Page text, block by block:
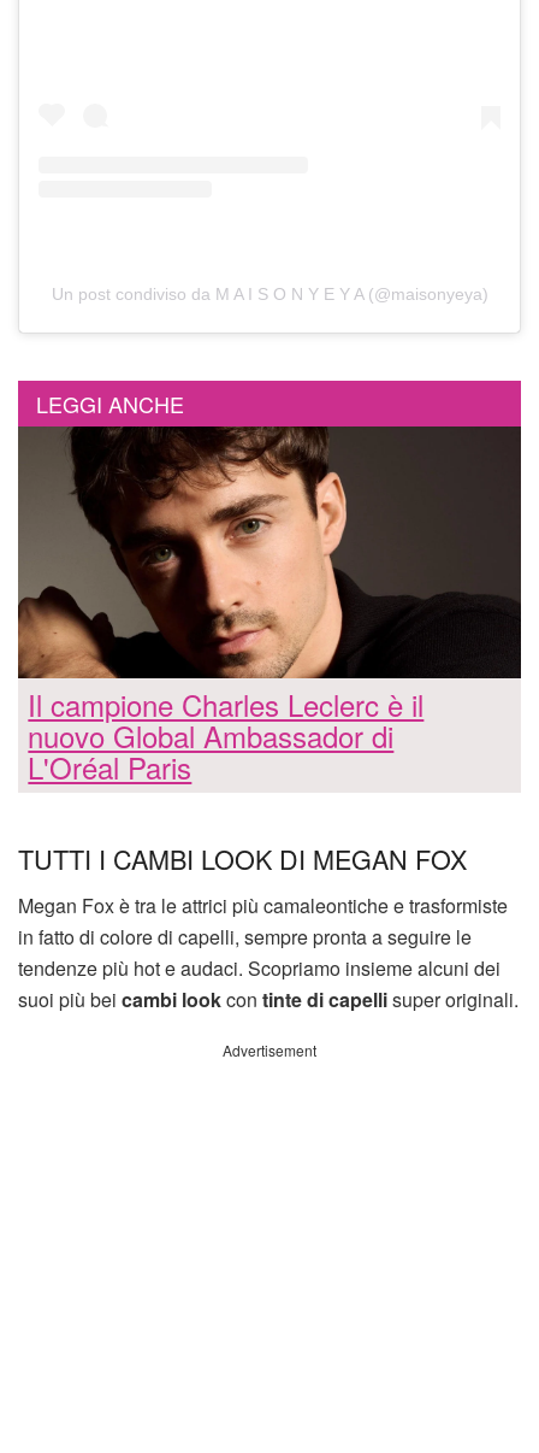
Un post condiviso da M A I S O N Y E Y A (@maisonyeya)
LEGGI ANCHE
Il campione Charles Leclerc è il
nuovo Global Ambassador di
L'Oréal Paris
TUTTI I CAMBI LOOK DI MEGAN FOX
Megan Fox è tra le attrici più camaleontiche e trasformiste
in fatto di colore di capelli, sempre pronta a seguire le
tendenze più hot e audaci. Scopriamo insieme alcuni dei
suoi più bei cambi lookcon tinte di capellisuper originali.
Advertisement